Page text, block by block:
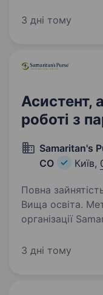
освіта…
3 дні тому
Асистент,
роботі з
Samaritan's
CO
Київ,
Повна
Вища освіта. Метро: Золотые Ворота Місія
організації
організація,
3 дні тому